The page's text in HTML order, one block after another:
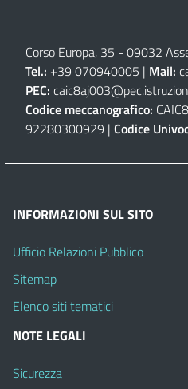
Corso Europa, 35 - 09032
Tel.: +39 070940005 | Mail:
PEC:
Codice meccanografico:
92280300929 | Codice
INFORMAZIONI SUL SITO
Ufficio Relazioni Pubblico
Sitemap
Elenco siti tematici
NOTE LEGALI
Sicurezza